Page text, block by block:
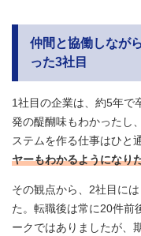
仲間と協働しなが
った3社目
1社目の企業は、約5年で
発の醍醐味もわかったし
ステムを作る仕事はひと
ヤーもわかるようになり
その観点から、2社目に
た。転職後は常に20件前
ークではありましたが、